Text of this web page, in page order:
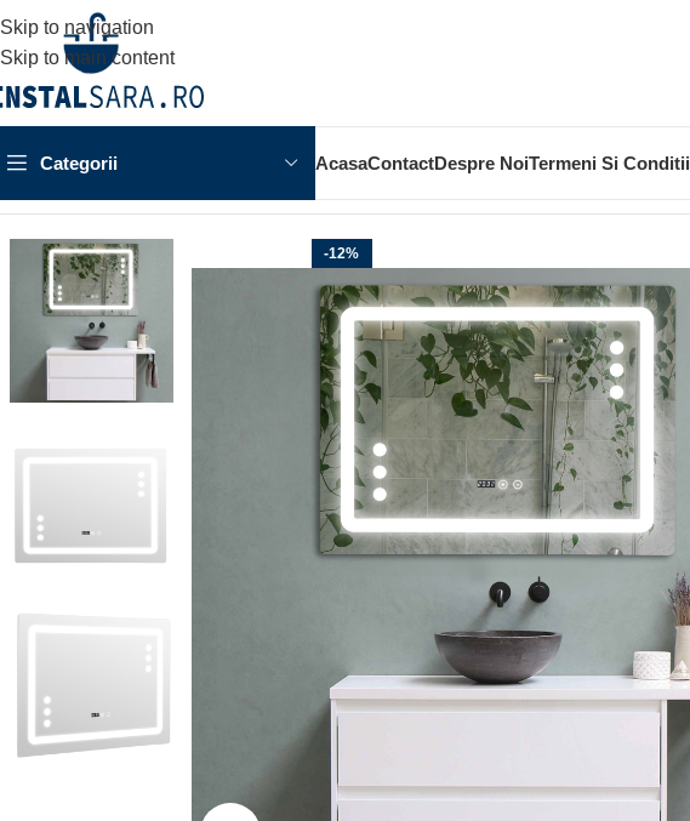
Skip to navigation
Skip to main content
Categorii AcasaContactDespre NoiTermeni Si Conditii
-12%